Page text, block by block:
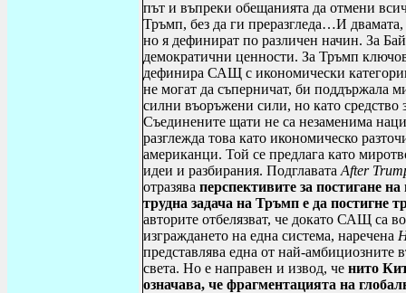
път и въпреки обещанията да отмени
Тръмп, без да ги преразгледа…И
но я дефинират по различен начин. За
демократични ценности. За Тръмп
дефинира САЩ с икономически
не могат да съперничат, би поддържала
силни въоръжени сили, но като средство
Съединените щати не са незаменима
разглежда това като икономическо
американци. Той се предлага като
идеи и разбирания. Подглавата After
отразява перспективите за постигане
трудна задача на Тръмп е да постигне
авторите отбелязват, че докато САЩ са
изграждането на една система, наречена
представлява една от най-
света. Но е направен и извод, че нито
означава, че фрагментацията на